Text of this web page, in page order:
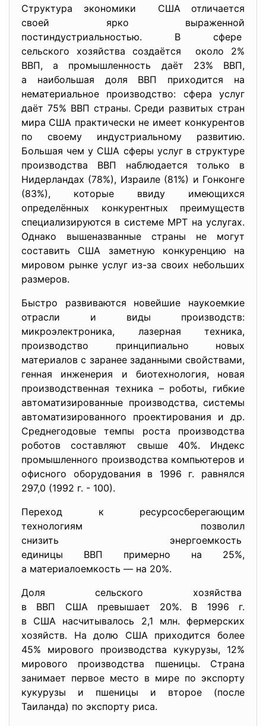
Структура экономики США отличается
своей ярко выраженной
постиндустриальностью. В сфере
сельского хозяйства создаётся около 2%
ВВП, а промышленность даёт 23% ВВП,
а наибольшая доля ВВП приходится на
нематериальное производство: сфера услуг
даёт 75% ВВП страны. Среди развитых стран
мира США практически не имеет конкурентов
по своему индустриальному развитию.
Большая чем у США сферы услуг в структуре
производства ВВП наблюдается только в
Нидерландах (78%), Израиле (81%) и Гонконге
(83%), которые ввиду имеющихся
определённых конкурентных преимуществ
специализируются в системе МРТ на услугах.
Однако вышеназванные страны не могут
составить США заметную конкуренцию на
мировом рынке услуг из-за своих небольших
размеров.
Быстро развиваются новейшие наукоемкие
отрасли и виды производств:
микроэлектроника, лазерная техника,
производство принципиально новых
материалов с заранее заданными свойствами,
генная инженерия и биотехнология, новая
производственная техника – роботы, гибкие
автоматизированные производства, системы
автоматизированного проектирования и др.
Среднегодовые темпы роста производства
роботов составляют свыше 40%. Индекс
промышленного производства компьютеров и
офисного оборудования в 1996 г. равнялся
297,0 (1992 г. - 100).
Переход к ресурсосберегающим
технологиям позволил
снизить энергоемкость
единицы ВВП примерно на 25%,
а материалоемкость — на 20%.
Доля сельского хозяйства
в ВВП США превышает 20%. В 1996 г.
в США насчитывалось 2,1 млн. фермерских
хозяйств. На долю США приходится более
45% мирового производства кукурузы, 12%
мирового производства пшеницы. Страна
занимает первое место в мире по экспорту
кукурузы и пшеницы и второе (после
Таиланда) по экспорту риса.